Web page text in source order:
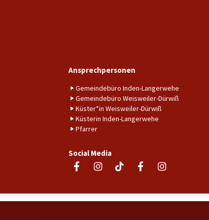
Ansprechpersonen
Gemeindebüro Inden-Langerwehe
Gemeindebüro Weisweiler-Dürwiß
Küster*in Weisweiler-Dürwiß
Küsterin Inden-Langerwehe
Pfarrer
Social Media